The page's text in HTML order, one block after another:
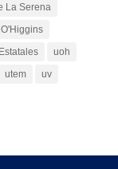
La Serena
uoh
utem
uv